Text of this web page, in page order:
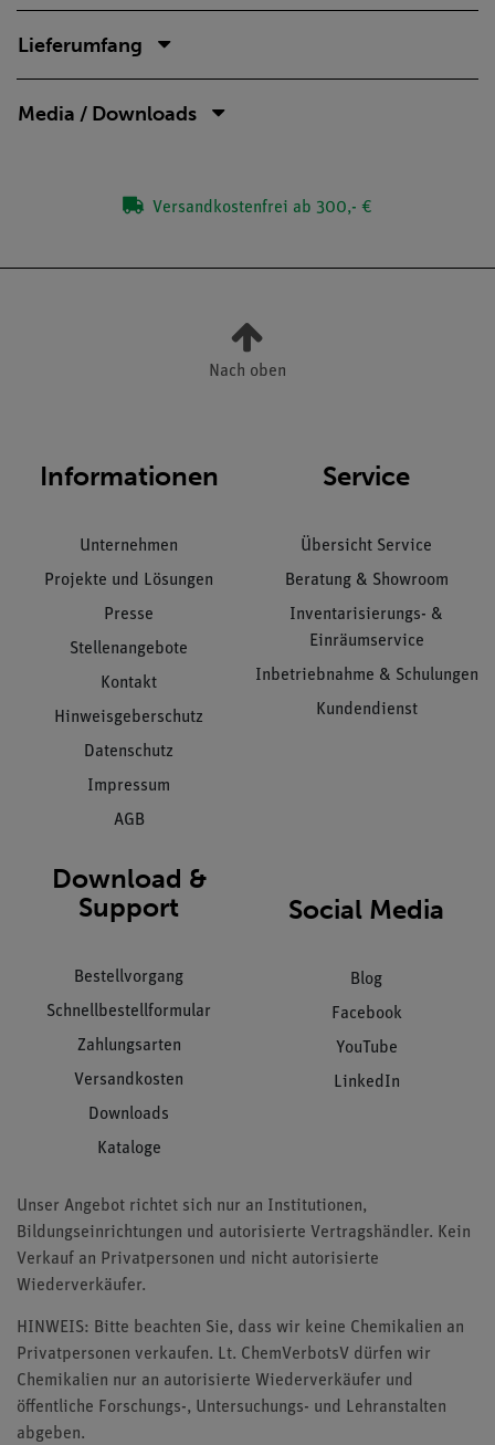
Lieferumfang
Media / Downloads
Versandkostenfrei ab 300,- €
Nach oben
Informationen
Unternehmen
Projekte und Lösungen
Presse
Stellenangebote
Kontakt
Hinweisgeberschutz
Datenschutz
Impressum
AGB
Service
Übersicht Service
Beratung & Showroom
Inventarisierungs- &
Einräumservice
Inbetriebnahme & Schulungen
Kundendienst
Download &
Support
Bestellvorgang
Schnellbestellformular
Zahlungsarten
Versandkosten
Downloads
Kataloge
Social Media
Blog
Facebook
YouTube
LinkedIn
Unser Angebot richtet sich nur an Institutionen,
Bildungseinrichtungen und autorisierte Vertragshändler. Kein
Verkauf an Privatpersonen und nicht autorisierte
Wiederverkäufer.
HINWEIS: Bitte beachten Sie, dass wir keine Chemikalien an
Privatpersonen verkaufen. Lt. ChemVerbotsV dürfen wir
Chemikalien nur an autorisierte Wiederverkäufer und
öffentliche Forschungs-, Untersuchungs- und Lehranstalten
abgeben.